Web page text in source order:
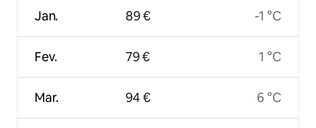
Jan.
Fev.
Mar.
89 €
79 €
94 €
-1 °C
1 °C
6 °C